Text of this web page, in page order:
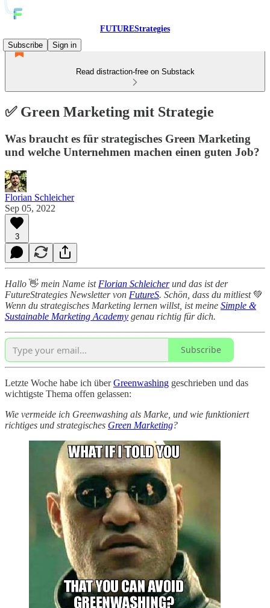
FUTUREStrategies
Subscribe
Sign in
Read distraction-free on Substack
✅ Green Marketing mit Strategie
Was braucht es für strategisches Green Marketing
und welche Unternehmen machen einen guten Job?
Florian Schleicher
Sep 05, 2022
3
Hallo 👋 mein Name ist Florian Schleicherund das ist der
FutureStrategies Newsletter von FutureS. Schön, dass du mitliest💚
Wenn du strategisches Marketing lernen willst, ist meine Simple &
Sustainable Marketing Academy genau richtig für dich.
Subscribe
Letzte Woche habe ich überGreenwashing geschrieben und das
wichtigste Thema offen gelassen:
Wie vermeide ich Greenwashing als Marke, und wie funktioniert
richtiges und strategisches Green Marketing?